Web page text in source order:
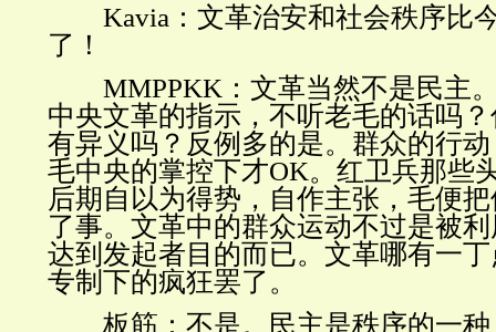
Kavia ：文革治安和社会秩序比
了！
MMPPKK ：文革当然不是民主
中央文革的指示，不听老毛的话吗
有异义吗？反例多的是。群众的行
毛中央的掌控下才OK。红卫兵那些
后期自以为得势，自作主张，毛便
了事。文革中的群众运动不过是被
达到发起者目的而已。文革哪有一
专制下的疯狂罢了。
板筋：不是。民主是秩序的一种